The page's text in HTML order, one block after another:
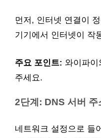
먼저, 인터넷 연결이
기기에서 인터넷이 작
주요 포인트: 와이파이
주세요.
2단계: DNS 서버 주
네트워크 설정으로 들